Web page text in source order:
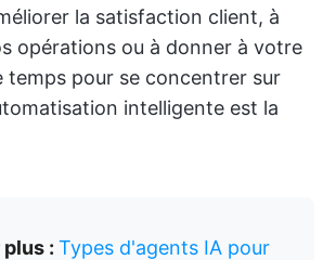
la satisfaction client, à
opérations ou à donner à votre
temps pour se concentrer sur
intelligente est la
: Types d'agents IA pour